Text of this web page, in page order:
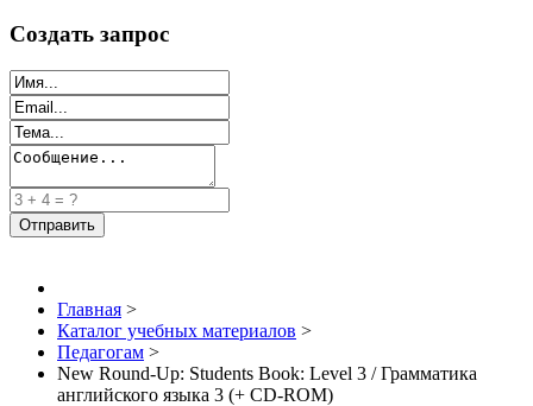
Создать запрос
Главная >
Каталог учебных материалов >
Педагогам >
New Round-Up: Students Book: Level 3 / Грамматика
английского языка 3 (+ CD-ROM)